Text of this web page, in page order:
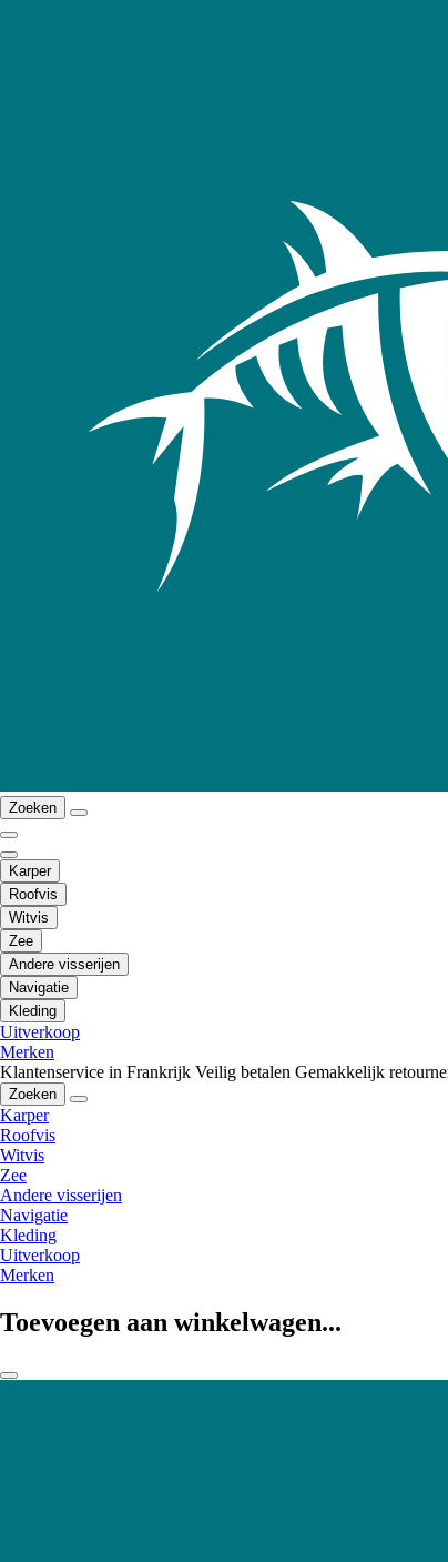
Zoeken
Karper
Roofvis
Witvis
Zee
Andere visserijen
Navigatie
Kleding
Uitverkoop
Merken
Klantenservice in Frankrijk Veilig betalen Gemakkelijk
Zoeken
Karper
Roofvis
Witvis
Zee
Andere visserijen
Navigatie
Kleding
Uitverkoop
Merken
Toevoegen aan winkelwagen...